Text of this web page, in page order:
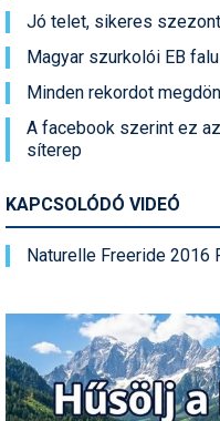
Túrasí
Utasbiztosítás
Wellness
Jó telet, sikeres
Magyar szurkolói EB
Minden rekordot
A facebook szerint ez
síterep
KAPCSOLÓDÓ VIDEÓ
Naturelle Freeride 2016